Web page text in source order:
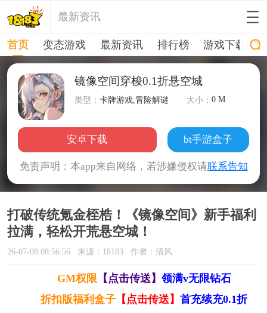
最新资讯
首页 变态游戏 最新资讯 排行榜 游戏下载
镜像空间穿梭0.1折悬空城
类型：卡牌游戏,冒险解谜 大小：0 M
安卓下载 bt手游盒子
免责声明：本app来自网络，若涉嫌侵权请联系告知
打破传统氪金桎梏！《镜像空间》新手福利
拉满，轻松开荒悬空城！
26-07-08 08:56:56 来源：18183 作者：清风
GM权限 【点击传送】 领满v无限钻石
折扣版福利盒子 【点击传送】首充续充0.1折